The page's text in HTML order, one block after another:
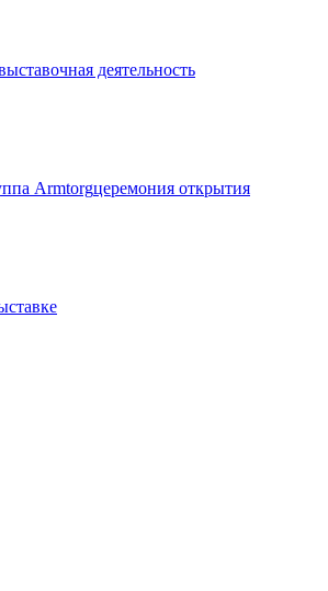
деятельность
Armtorgцеремония открытия